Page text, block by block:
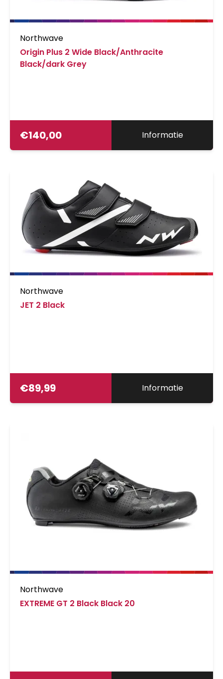
Northwave
Origin Plus 2 Wide Black/Anthracite
Black/dark Grey
€140,00 Informatie
Northwave
JET 2 Black
€89,99 Informatie
Northwave
EXTREME GT 2 Black Black 20